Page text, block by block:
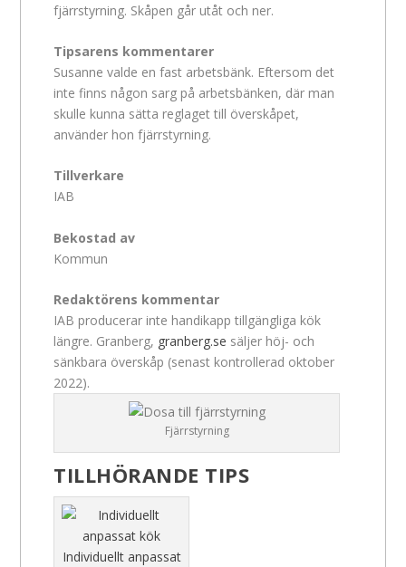
fjärrstyrning. Skåpen går utåt och ner.
Tipsarens kommentarer
Susanne valde en fast arbetsbänk. Eftersom det
inte finns någon sarg på arbetsbänken, där man
skulle kunna sätta reglaget till överskåpet,
använder hon fjärrstyrning.
Tillverkare
IAB
Bekostad av
Kommun
Redaktörens kommentar
IAB producerar inte handikapp tillgängliga kök
längre. Granberg, granberg.se säljer höj- och
sänkbara överskåp (senast kontrollerad oktober
2022).
Fjärrstyrning
TILLHÖRANDE TIPS
Individuellt anpassat